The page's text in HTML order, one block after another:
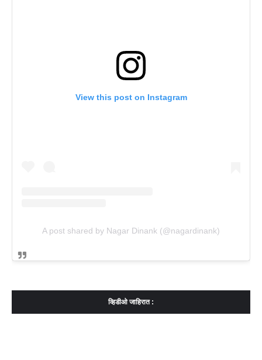
View this post on Instagram
A post shared by Nagar Dinank (@nagardinank)
व्हिडीओ जाहिरात :